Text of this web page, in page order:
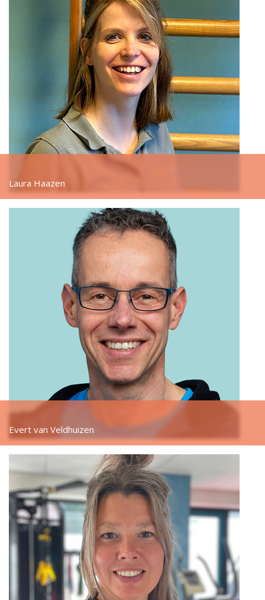
Laura Haazen
Evert van Veldhuizen